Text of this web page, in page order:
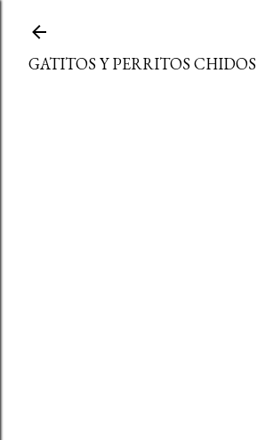
GATITOS Y PERRITOS CHIDOS